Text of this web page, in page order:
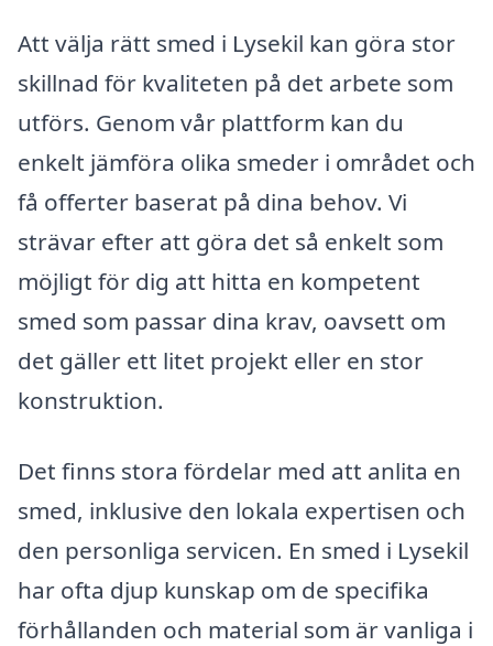
Att välja rätt smed i Lysekil kan göra stor
skillnad för kvaliteten på det arbete som
utförs. Genom vår plattform kan du
enkelt jämföra olika smeder i området och
få offerter baserat på dina behov. Vi
strävar efter att göra det så enkelt som
möjligt för dig att hitta en kompetent
smed som passar dina krav, oavsett om
det gäller ett litet projekt eller en stor
konstruktion.
Det finns stora fördelar med att anlita en
smed, inklusive den lokala expertisen och
den personliga servicen. En smed i Lysekil
har ofta djup kunskap om de specifika
förhållanden och material som är vanliga i